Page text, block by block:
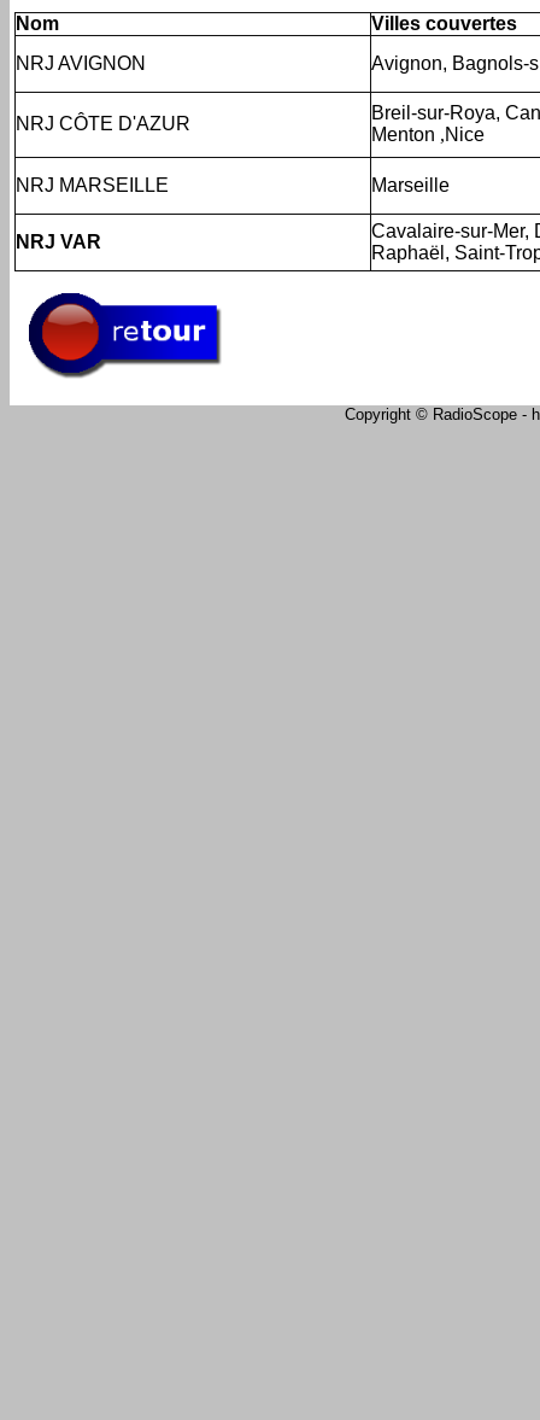
Nom
Villes couvertes
NRJ AVIGNON
Avignon, Bagnols-
NRJ CÔTE D'AZUR
Breil-sur-Roya,
Menton ,Nice
NRJ MARSEILLE Marseille
NRJ VAR
Cavalaire-sur-Mer,
Raphaël, Saint-
Copyright © RadioScope -